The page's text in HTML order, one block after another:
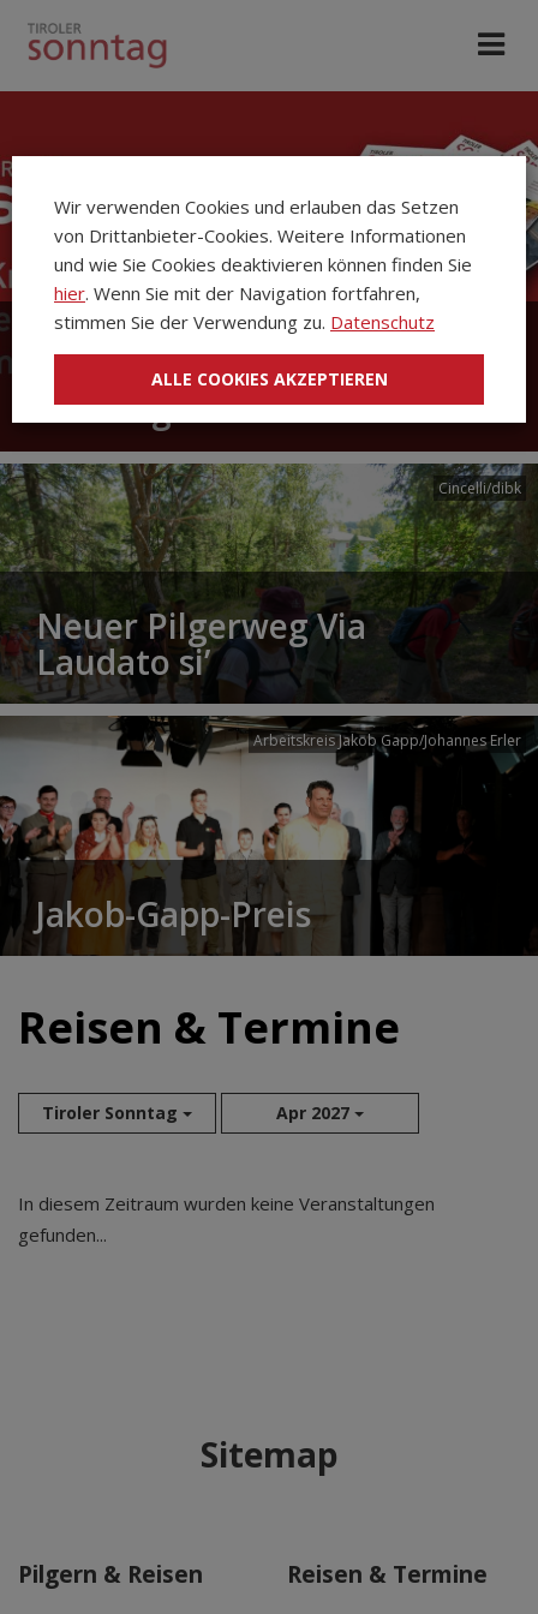
Die Kirchenzeitung Tiroler
Sonntag
Cincelli/dibk
Neuer Pilgerweg Via
Laudato si’
Arbeitskreis Jakob Gapp/Johannes Erler
Jakob-Gapp-Preis
Reisen & Termine
Tiroler Sonntag Apr 2027
Aug 2026
Apr 2027
Mai 2027
In diesem Zeitraum wurden keine Veranstaltungen
gefunden...
Sitemap
Pilgern & Reisen Reisen & Termine
Wir verwenden Cookies und erlauben das Setzen
von Drittanbieter-Cookies. Weitere Informationen
und wie Sie Cookies deaktivieren können finden Sie
hier. Wenn Sie mit der Navigation fortfahren,
stimmen Sie der Verwendung zu. Datenschutz
ALLE COOKIES AKZEPTIEREN